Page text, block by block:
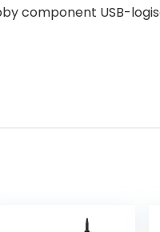
component USB-